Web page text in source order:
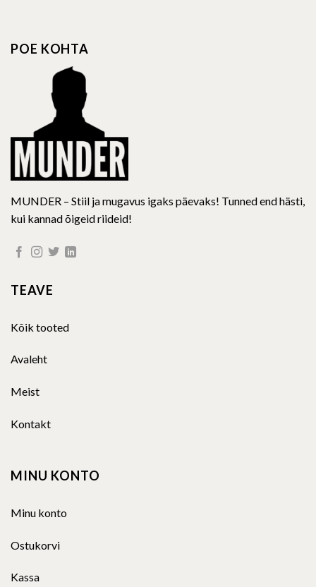
may
chosen
on
the
product
page
POE KOHTA
MUNDER – Stiil ja mugavus igaks päevaks! Tunned end hästi,
kui kannad õigeid riideid!
TEAVE
Kõik tooted
Avaleht
Meist
Kontakt
MINU KONTO
Minu konto
Ostukorvi
Kassa